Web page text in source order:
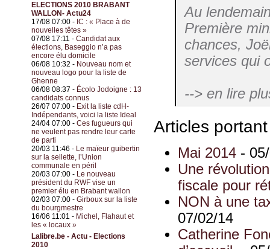
ELECTIONS 2010 BRABANT
WALLON- Actu24
17/08 07:00 - IC : « Place à de
nouvelles têtes »
07/08 17:11 - Candidat aux
élections, Baseggio n’a pas
encore élu domicile
06/08 10:32 - Nouveau nom et
nouveau logo pour la liste de
Ghenne
06/08 08:37 - Écolo Jodoigne : 13
candidats connus
26/07 07:00 - Exit la liste cdH-
Indépendants, voici la liste Ideal
24/04 07:00 - Ces fugueurs qui
ne veulent pas rendre leur carte
de parti
20/03 11:46 - Le maïeur guibertin
sur la sellette, l’Union
communale en péril
20/03 07:00 - Le nouveau
président du RWF vise un
premier élu en Brabant wallon
02/03 07:00 - Girboux sur la liste
du bourgmestre
16/06 11:01 - Michel, Flahaut et
les « locaux »
Lalibre.be - Actu - Elections
2010
Au
Première
chances,
services qui
--> en lire
Articles
Mai 2014 -
Une
fiscale pour
NON à une
07/02/14
Catherine